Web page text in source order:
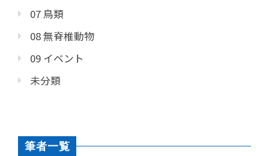
07 鳥類
08 無脊椎動物
09 イベント
未分類
筆者一覧